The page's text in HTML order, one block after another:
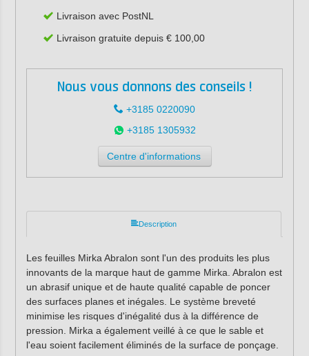
Livraison avec PostNL
Livraison gratuite depuis € 100,00
Nous vous donnons des conseils !
+3185 0220090
+3185 1305932
Centre d'informations
Description
Les feuilles Mirka Abralon sont l'un des produits les plus
innovants de la marque haut de gamme Mirka. Abralon est
un abrasif unique et de haute qualité capable de poncer
des surfaces planes et inégales. Le système breveté
minimise les risques d'inégalité dus à la différence de
pression. Mirka a également veillé à ce que le sable et
l'eau soient facilement éliminés de la surface de ponçage.